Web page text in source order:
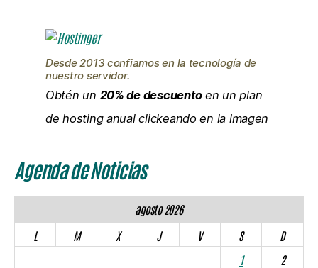
Desde 2013 confiamos en la tecnología de
nuestro servidor.
Obtén un 20% de descuentoen un plan
de hosting anual clickeando en la imagen
Agenda de Noticias
agosto 2026
L
M X J V S
D
1
2